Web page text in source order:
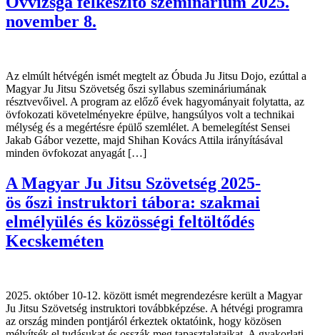
november 8.
Az elmúlt hétvégén ismét megtelt az Óbuda Ju Jitsu Dojo, ezúttal a
Magyar Ju Jitsu Szövetség őszi syllabus szemináriumának
résztvevőivel. A program az előző évek hagyományait folytatta, az
övfokozati követelményekre épülve, hangsúlyos volt a technikai
mélység és a megértésre épülő szemlélet. A bemelegítést Sensei
Jakab Gábor vezette, majd Shihan Kovács Attila irányításával
minden övfokozat anyagát […]
A Magyar Ju Jitsu Szövetség 2025-
ös őszi instruktori tábora: szakmai
elmélyülés és közösségi feltöltődés
Kecskeméten
2025. október 10-12. között ismét megrendezésre került a Magyar
Ju Jitsu Szövetség instruktori továbbképzése. A hétvégi programra
az ország minden pontjáról érkeztek oktatóink, hogy közösen